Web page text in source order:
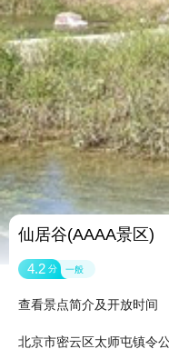
仙居谷(AAAA景区)
4.2 分 一般
查看景点简介及开放时间
北京市密云区太师屯镇令